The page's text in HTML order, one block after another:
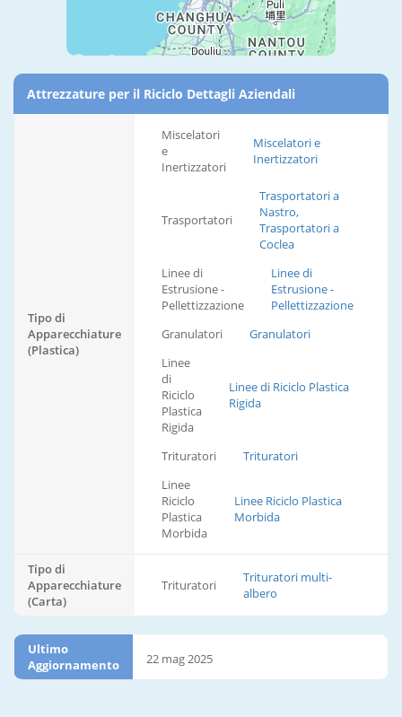
Attrezzature per il Riciclo Dettagli Aziendali
Tipo di
Apparecchiature
(Plastica)
Miscelatori
e
Inertizzatori
Miscelatori e
Inertizzatori
Trasportatori
Trasportatori a
Nastro,
Trasportatori a
Coclea
Linee di
Estrusione -
Pellettizzazione
Linee di
Estrusione -
Pellettizzazione
Granulatori
Granulatori
Linee
di
Riciclo
Plastica
Rigida
Linee di Riciclo Plastica
Rigida
Trituratori
Trituratori
Linee
Riciclo
Plastica
Morbida
Linee Riciclo Plastica
Morbida
Tipo di
Apparecchiature
(Carta)
Trituratori
Trituratori multi-
albero
Ultimo
Aggiornamento
22 mag 2025